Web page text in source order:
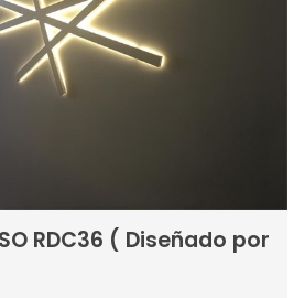
RDC36 ( Diseñado por